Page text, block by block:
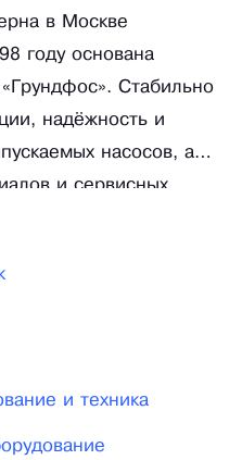
в Москве
году основана
Стабильно
надёжность и
насосов, а
и сервисных
помогают компании
В 2005 г. в
достойное место
Собственное
качественные
и техника